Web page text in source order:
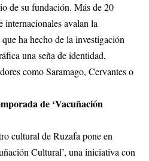
de su fundación. Más de 20
internacionales avalan la
ha hecho de la investigación
una seña de identidad,
como Saramago, Cervantes o
de ‘Vacuñación
cultural de Ruzafa pone en
Cultural’, una iniciativa con